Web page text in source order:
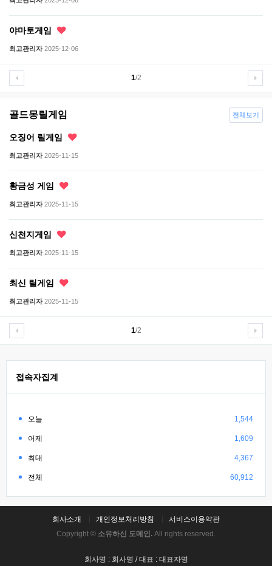
야마토게임
최고관리자 2025-12-06
1/2
골드몽릴게임
오징어 릴게임
최고관리자 2025-11-15
황금성 게임
최고관리자 2025-11-15
신천지게임
최고관리자 2025-11-15
최신 릴게임
최고관리자 2025-11-15
1/2
전체보기
접속자집계
오늘 1,544
어제 1,609
최대 4,367
전체 60,912
회사소개 개인정보처리방침
서비스이용약관
Copyright © 소유하신 도메인. All rights reserved.
회사명 : 회사명 / 대표 : 대표자명